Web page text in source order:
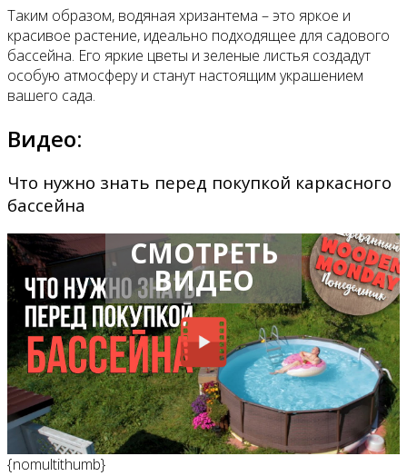
Таким образом, водяная хризантема – это яркое и
красивое растение, идеально подходящее для садового
бассейна. Его яркие цветы и зеленые листья создадут
особую атмосферу и станут настоящим украшением
вашего сада.
Видео:
Что нужно знать перед покупкой каркасного
бассейна
СМОТРЕТЬ
ВИДЕО
{nomultithumb}